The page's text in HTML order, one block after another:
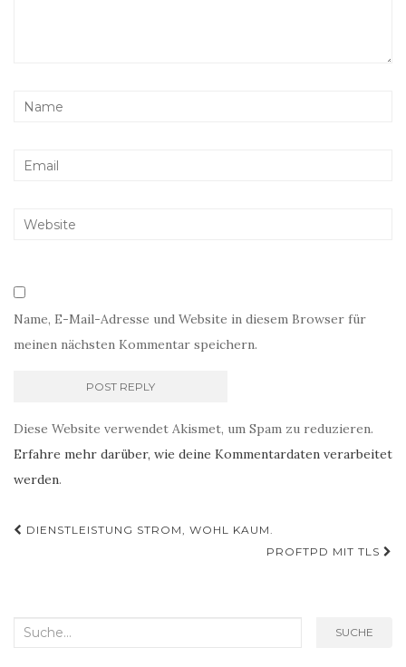
Name, E-Mail-Adresse und Website in diesem Browser für
meinen nächsten Kommentar speichern.
Diese Website verwendet Akismet, um Spam zu reduzieren.
Erfahre mehr darüber, wie deine Kommentardaten verarbeitet
werden.
Post
DIENSTLEISTUNG STROM, WOHL KAUM.
PROFTPD MIT TLS
Search
SUCHE